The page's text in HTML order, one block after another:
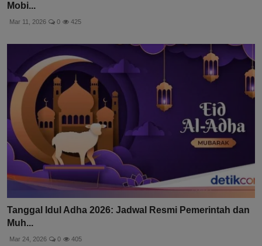
Mobi...
Mar 11, 2026 0 425
Tanggal Idul Adha 2026: Jadwal Resmi Pemerintah dan
Muh...
Mar 24, 2026 0 405